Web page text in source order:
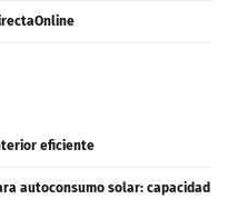
eficiente
autoconsumo solar: capacidad